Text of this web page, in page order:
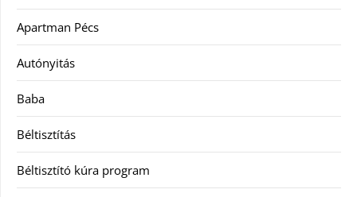
Apartman Pécs
Autónyitás
Baba
Béltisztítás
Béltisztító kúra program